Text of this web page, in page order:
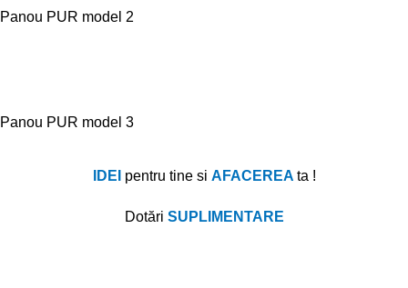
Panou PUR model 2
Panou PUR model 3
IDEI pentru tine si AFACEREA ta !
Dotări SUPLIMENTARE